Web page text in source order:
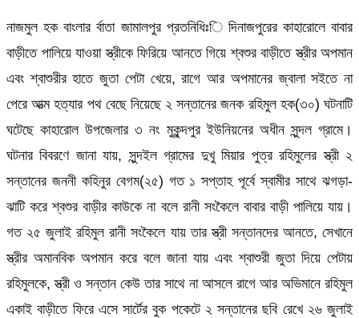
নাজমুল হক বাংলার র্বাতা জামালপুর প্রতনিধিঃি দিনাজপুরের কাহারোলে বাবার
বাড়ীতে পালিয়ে যাওয়া স্ত্রীকে ফিরিয়ে আনতে গিয়ে শ্বশুর বাড়ীতে স্ত্রীর অপমান
এবং শ্বাশুরীর হাতে জুতা পেটা খেয়ে, রাগে আর অপমানের জ্বালা সইতে না
পেরে আত্ম হত্যার পথ বেছে নিয়েছে ২ সন্তানের জনক রহিমুল হক(৩০) ঘটনাটি
ঘটেছে কাহারোল উপজেলার ৩ নং মুকুন্দপুর ইউনিয়নের অধীন সুন্দল গ্রামে।
ঘটনার বিবরণে জানা যায়, সুন্দইল গ্রামের দুখু মিয়ার পুত্র রহিমুলের স্ত্রী ২
সন্তানের জননী কহিনুর বেগম(২৫) গত ১ সপ্তাহ পূর্বে স্বামীর সাথে ঝগড়া-
ঝাটি করে শ্বশুর বাড়ীর কাউকে না বলে রানী সংকৈলে বাবার বাড়ী পালিয়ে যায়।
গত ২৫ জুলাই রহিমুল রানী সংকৈলে যায় তার স্ত্রী সন্তানদের আনতে, সেখানে
স্ত্রীর অমানবিক অপমান করে বলে জানা যায় এবং শ্বাশুরী জুতা দিয়ে পেটায়
রহিমুলকে, স্ত্রী ও সন্তান কেউ তার সাথে না আসলে রাগে আর অভিমানে রহিমুল
একাই বাড়ীতে ফিরে এসে সার্টের বুক পকেটে ২ সন্তানের ছবি রেখে ২৬ জুলাই